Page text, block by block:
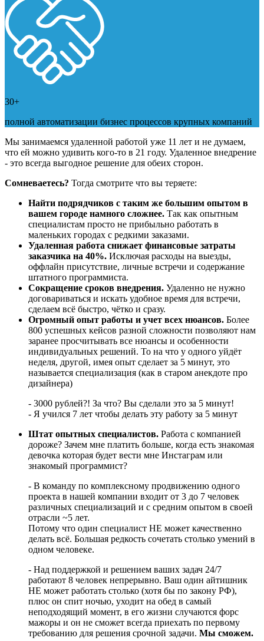
30+
полной автоматизации бизнес процессов крупных компаний
Мы занимаемся удаленной работой уже 11 лет и не думаем,
что ей можно удивить кого-то в 21 году. Удаленное внедрение
- это всегда выгодное решение для обеих сторон.
Сомневаетесь? Тогда смотрите что вы теряете:
Найти подрядчиков с таким же большим опытом в
вашем городе намного сложнее. Так как опытным
специалистам просто не прибыльно работать в
маленьких городах с редкими заказами.
Удаленная работа снижает финансовые затраты
заказчика на 40%. Исключая расходы на выезды,
оффлайн присутствие, личные встречи и содержание
штатного программиста.
Сокращение сроков внедрения. Удаленно не нужно
договариваться и искать удобное время для встречи,
сделаем всё быстро, чётко и сразу.
Огромный опыт работы и учет всех нюансов. Более
800 успешных кейсов разной сложности позволяют нам
заранее просчитывать все нюансы и особенности
индивидуальных решений. То на что у одного уйдёт
неделя, другой, имея опыт сделает за 5 минут, это
называется специализация (как в старом анекдоте про
дизайнера)
- 3000 рублей?! За что? Вы сделали это за 5 минут!
- Я учился 7 лет чтобы делать эту работу за 5 минут
Штат опытных специалистов. Работа с компанией
дороже? Зачем мне платить больше, когда есть знакомая
девочка которая будет вести мне Инстаграм или
знакомый программист?
- В команду по комплексному продвижению одного
проекта в нашей компании входит от 3 до 7 человек
различных специализаций и с средним опытом в своей
отрасли ~5 лет.
Потому что один специалист НЕ может качественно
делать всё. Большая редкость сочетать столько умений в
одном человеке.
- Над поддержкой и решением ваших задач 24/7
работают 8 человек непрерывно. Ваш один айтишник
НЕ может работать столько (хотя бы по закону РФ),
плюс он спит ночью, уходит на обед в самый
неподходящий момент, в его жизни случаются форс
мажоры и он не сможет всегда приехать по первому
требованию для решения срочной задачи. Мы сможем.